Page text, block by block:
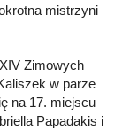
mistrzyni
Zimowych
w parze
na 17. miejscu
Papadakis i